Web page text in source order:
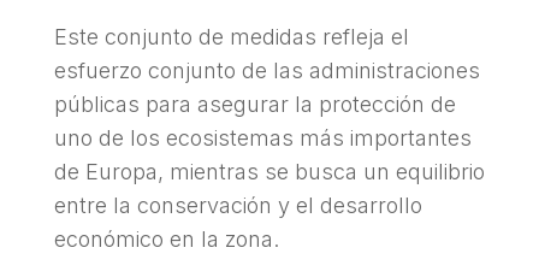
Este conjunto de medidas refleja el
esfuerzo conjunto de las administraciones
públicas para asegurar la protección de
uno de los ecosistemas más importantes
de Europa, mientras se busca un equilibrio
entre la conservación y el desarrollo
económico en la zona.